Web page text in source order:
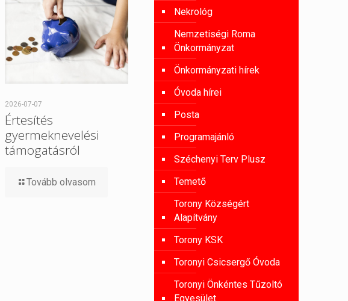
2026-07-07
Értesítés
gyermeknevelési
támogatásról
Tovább olvasom
Nekrológ
Nemzetiségi Roma
Önkormányzat
Önkormányzati hírek
Óvoda hírei
Posta
Programajánló
Széchenyi Terv Plusz
Temető
Torony Községért
Alapítvány
Torony KSK
Toronyi Csicsergő Óvoda
Toronyi Önkéntes Tűzoltó
Egyesület